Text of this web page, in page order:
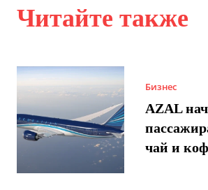
Читайте также
Бизнес
AZAL
чай и